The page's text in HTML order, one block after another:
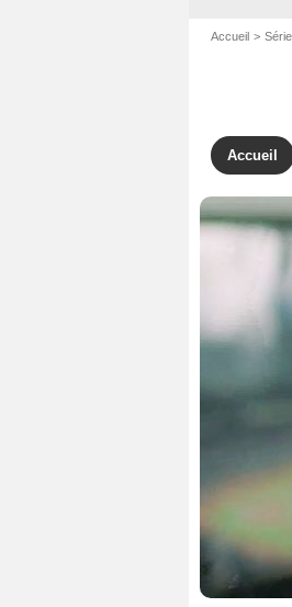
Accueil
Accueil